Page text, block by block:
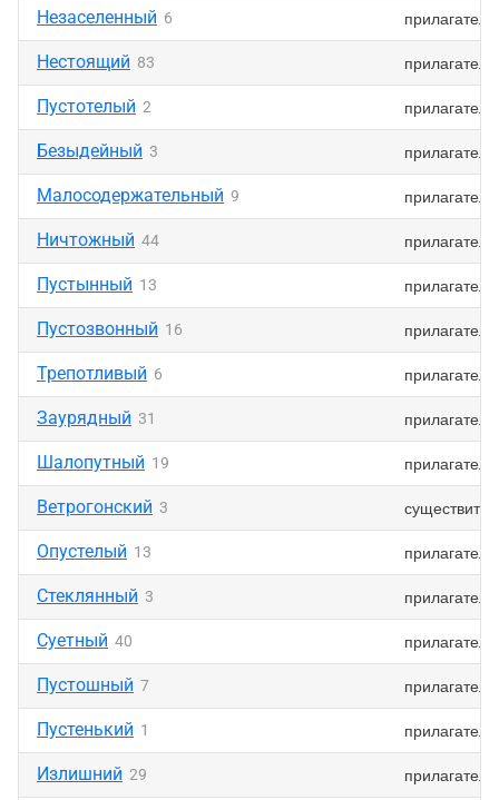
Незаселенный 6
Нестоящий 83
Пустотелый 2
Безыдейный 3
Малосодержательный 9
Ничтожный 44
Пустынный 13
Пустозвонный 16
Трепотливый 6
Заурядный 31
Шалопутный 19
Ветрогонский 3
Опустелый 13
Стеклянный 3
Суетный 40
Пустошный 7
Пустенький 1
Излишний 29